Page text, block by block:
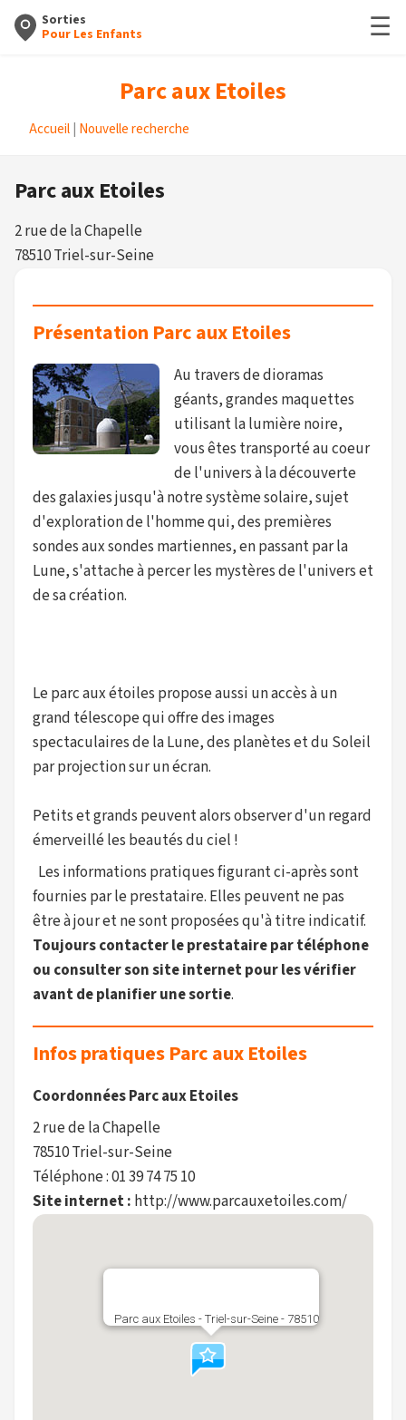
Sorties
Pour Les Enfants
☰
Parc aux Etoiles
Accueil Nouvelle recherche
Parc aux Etoiles
2 rue de la Chapelle
78510 Triel-sur-Seine
Présentation Parc aux Etoiles
Au travers de dioramas
géants, grandes maquettes
utilisant la lumière noire,
vous êtes transporté au coeur
de l'univers à la découverte
des galaxies jusqu'à notre système solaire, sujet
d'exploration de l'homme qui, des premières
sondes aux sondes martiennes, en passant par la
Lune, s'attache à percer les mystères de l'univers et
de sa création.
Le parc aux étoiles propose aussi un accès à un
grand télescope qui offre des images
spectaculaires de la Lune, des planètes et du Soleil
par projection sur un écran.
Petits et grands peuvent alors observer d'un regard
émerveillé les beautés du ciel !
Les informations pratiques figurant ci-après sont
fournies par le prestataire. Elles peuvent ne pas
être à jour et ne sont proposées qu'à titre indicatif.
Toujours contacter le prestataire par téléphone
ou consulter son site internet pour les vérifier
avant de planifier une sortie.
Infos pratiques Parc aux Etoiles
Coordonnées Parc aux Etoiles
2 rue de la Chapelle
78510 Triel-sur-Seine
Téléphone : 01 39 74 75 10
Site internet : http://www.parcauxetoiles.com/
Parc aux Etoiles - Triel-sur-Seine - 78510